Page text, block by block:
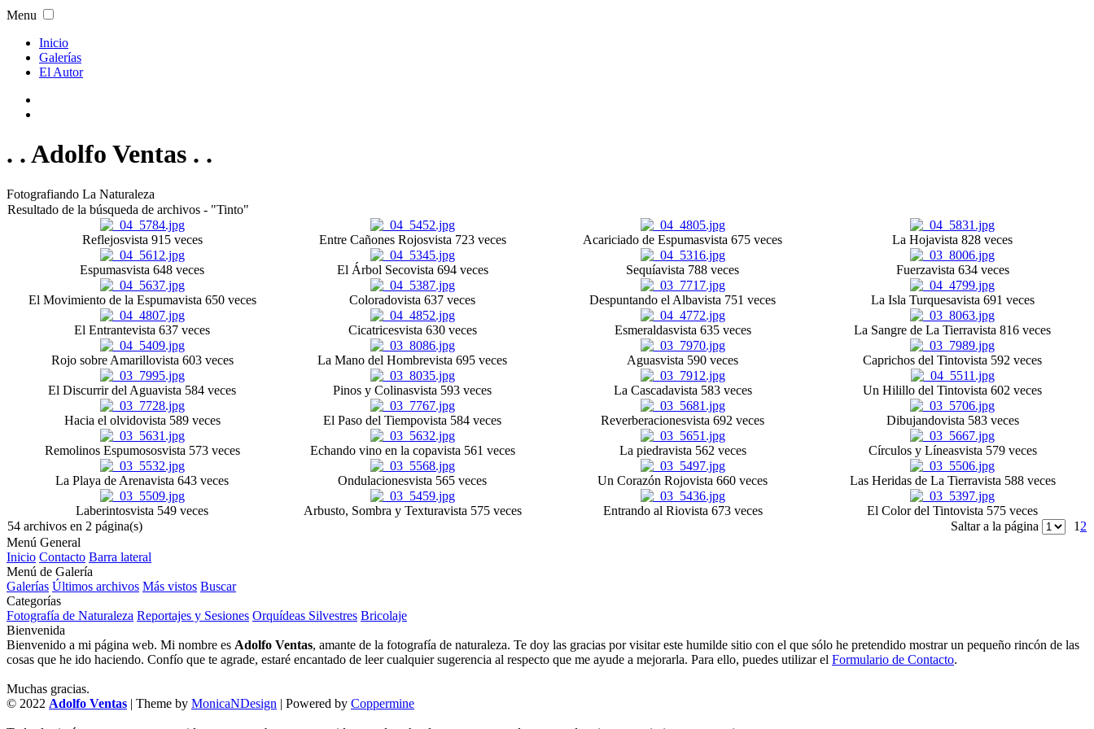
Menu
Inicio
Galerías
El Autor
. . Adolfo Ventas . .
Fotografiando La Naturaleza
Resultado de la búsqueda de archivos - "Tinto"
Reflejosvista 915 veces Entre Cañones Rojosvista 723 veces Acariciado de Espumasvista 675 veces La Hojavista 828 veces
Espumasvista 648 veces El Árbol Secovista 694 veces Sequíavista 788 veces Fuerzavista 634 veces
El Movimiento de la Espumavista 650 veces Coloradovista 637 veces Despuntando el Albavista 751 veces La Isla Turquesavista 691 veces
El Entrantevista 637 veces Cicatricesvista 630 veces Esmeraldasvista 635 veces La Sangre de La Tierravista 816 veces
Rojo sobre Amarillovista 603 veces La Mano del Hombrevista 695 veces Aguasvista 590 veces Caprichos del Tintovista 592 veces
El Discurrir del Aguavista 584 veces Pinos y Colinasvista 593 veces La Cascadavista 583 veces Un Hilillo del Tintovista 602 veces
Hacia el olvidovista 589 veces El Paso del Tiempovista 584 veces Reverberacionesvista 692 veces Dibujandovista 583 veces
Remolinos Espumososvista 573 veces Echando vino en la copavista 561 veces La piedravista 562 veces Círculos y Líneasvista 579 veces
La Playa de Arenavista 643 veces Ondulacionesvista 565 veces Un Corazón Rojovista 660 veces Las Heridas de La Tierravista 588 veces
Laberintosvista 549 veces Arbusto, Sombra y Texturavista 575 veces Entrando al Riovista 673 veces El Color del Tintovista 575 veces
54 archivos en 2 página(s)
Saltar a la página 1 2
Menú General
Inicio Contacto Barra lateral
Menú de Galería
Galerías Últimos archivos Más vistos Buscar
Categorías
Fotografía de Naturaleza Reportajes y Sesiones Orquídeas Silvestres Bricolaje
Bienvenida
Bienvenido a mi página web. Mi nombre es Adolfo Ventas, amante de la fotografía de naturaleza. Te doy las gracias por visitar este humilde sitio con el que sólo he pretendido mostrar un pequeño rincón de las
cosas que he ido haciendo. Confío que te agrade, estaré encantado de leer cualquier sugerencia al respecto que me ayude a mejorarla. Para ello, puedes utilizar el Formulario de Contacto.
Muchas gracias.
© 2022 Adolfo Ventas | Theme by MonicaNDesign | Powered by Coppermine